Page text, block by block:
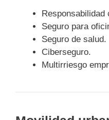
Seguro para
Seguro de salud.
Ciberseguro.
Multirriesgo